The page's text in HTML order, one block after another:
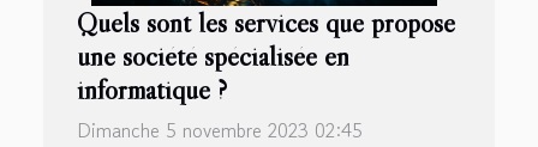
Quels sont les services que propose
une société spécialisée en
informatique ?
Dimanche 5 novembre 2023 02:45